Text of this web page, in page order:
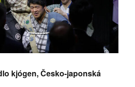
kjógen, Česko-japonská